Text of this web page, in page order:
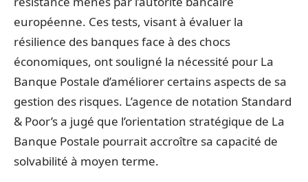
européenne. Ces tests, visant à évaluer la
résilience des banques face à des chocs
économiques, ont souligné la nécessité pour La
Banque Postale d’améliorer certains aspects de sa
gestion des risques. L’agence de notation Standard
& Poor’s a jugé que l’orientation stratégique de La
Banque Postale pourrait accroître sa capacité de
solvabilité à moyen terme.